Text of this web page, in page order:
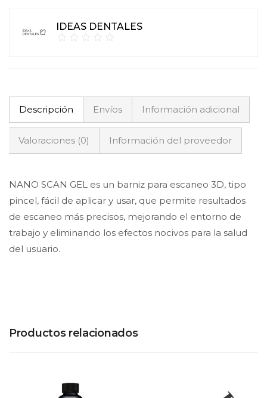
IDEAS DENTALES
Descripción Envíos Información adicional
Valoraciones (0) Información del proveedor
NANO SCAN GEL es un barniz para escaneo 3D, tipo
pincel, fácil de aplicar y usar, que permite resultados
de escaneo más precisos, mejorando el entorno de
trabajo y eliminando los efectos nocivos para la salud
del usuario.
Productos relacionados